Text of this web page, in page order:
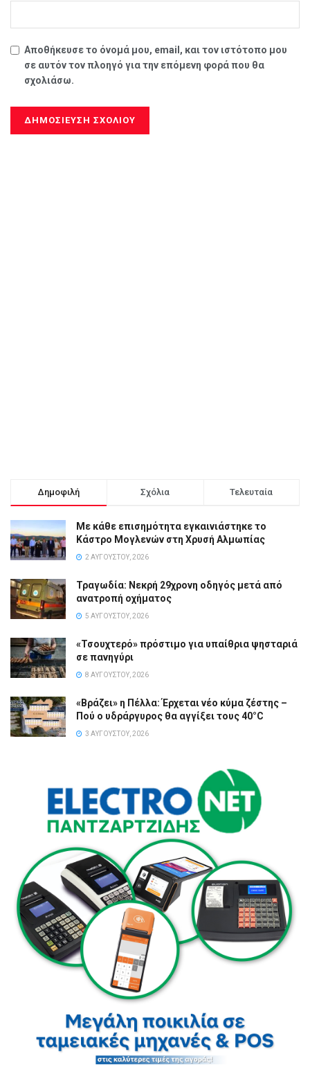
Αποθήκευσε το όνομά μου, email, και τον ιστότοπο μου
σε αυτόν τον πλοηγό για την επόμενη φορά που θα
σχολιάσω.
Δημοφιλή Σχόλια Τελευταία
Με κάθε επισημότητα εγκαινιάστηκε το
Κάστρο Μογλενών στη Χρυσή Αλμωπίας
2 ΑΥΓΟΎΣΤΟΥ, 2026
Τραγωδία: Νεκρή 29χρονη οδηγός μετά από
ανατροπή οχήματος
5 ΑΥΓΟΎΣΤΟΥ, 2026
«Τσουχτερό» πρόστιμο για υπαίθρια ψησταριά
σε πανηγύρι
8 ΑΥΓΟΎΣΤΟΥ, 2026
«Βράζει» η Πέλλα: Έρχεται νέο κύμα ζέστης –
Πού ο υδράργυρος θα αγγίξει τους 40°C
3 ΑΥΓΟΎΣΤΟΥ, 2026